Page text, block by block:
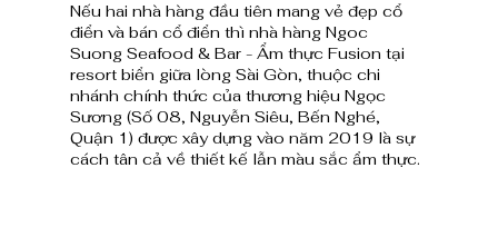
Nếu hai nhà hàng đầu tiên mang vẻ đẹp cổ
điển và bán cổ điển thì nhà hàng Ngoc
Suong Seafood & Bar - Ẩm thực Fusion tại
resort biển giữa lòng Sài Gòn, thuộc chi
nhánh chính thức của thương hiệu Ngọc
Sương (Số 08, Nguyễn Siêu, Bến Nghé,
Quận 1) được xây dựng vào năm 2019 là sự
cách tân cả về thiết kế lẫn màu sắc ẩm thực.